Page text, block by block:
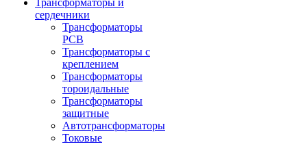
Трансформаторы и
сердечники
Трансформаторы
PCB
Трансформаторы с
креплением
Трансформаторы
тороидальные
Трансформаторы
защитные
Автотрансформаторы
Токовые